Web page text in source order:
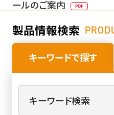
ールのご案内
製品情報検索
キーワードで探す